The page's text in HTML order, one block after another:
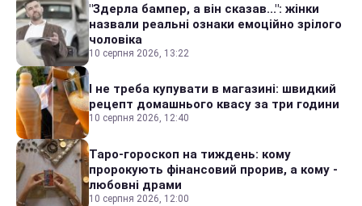
"Здерла бампер, а він сказав...": жінки
назвали реальні ознаки емоційно зрілого
чоловіка
10 серпня 2026, 13:22
І не треба купувати в магазині: швидкий
рецепт домашнього квасу за три години
10 серпня 2026, 12:40
Таро-гороскоп на тиждень: кому
пророкують фінансовий прорив, а кому -
любовні драми
10 серпня 2026, 12:00